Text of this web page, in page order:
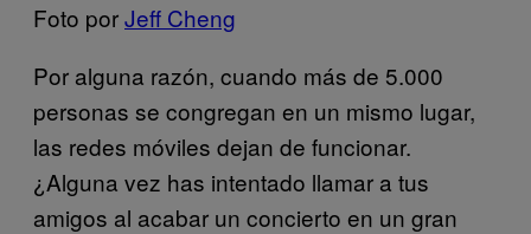
Foto porJeff Cheng
Por alguna razón, cuando más de 5.000
personas se congregan en un mismo lugar,
las redes móviles dejan de funcionar.
¿Alguna vez has intentado llamar a tus
amigos al acabar un concierto en un gran